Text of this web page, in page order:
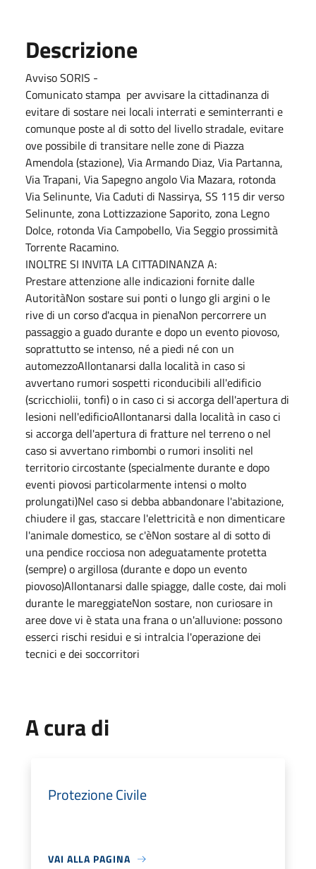
Descrizione
Avviso SORIS -
Comunicato stampa per avvisare la cittadinanza di
evitare di sostare nei locali interrati e seminterranti e
comunque poste al di sotto del livello stradale, evitare
ove possibile di transitare nelle zone di Piazza
Amendola (stazione), Via Armando Diaz, Via Partanna,
Via Trapani, Via Sapegno angolo Via Mazara, rotonda
Via Selinunte, Via Caduti di Nassirya, SS 115 dir verso
Selinunte, zona Lottizzazione Saporito, zona Legno
Dolce, rotonda Via Campobello, Via Seggio prossimità
Torrente Racamino.
INOLTRE SI INVITA LA CITTADINANZA A:
Prestare attenzione alle indicazioni fornite dalle
AutoritàNon sostare sui ponti o lungo gli argini o le
rive di un corso d'acqua in pienaNon percorrere un
passaggio a guado durante e dopo un evento piovoso,
soprattutto se intenso, né a piedi né con un
automezzoAllontanarsi dalla località in caso si
avvertano rumori sospetti riconducibili all'edificio
(scricchiolii, tonfi) o in caso ci si accorga dell'apertura di
lesioni nell'edificioAllontanarsi dalla località in caso ci
si accorga dell'apertura di fratture nel terreno o nel
caso si avvertano rimbombi o rumori insoliti nel
territorio circostante (specialmente durante e dopo
eventi piovosi particolarmente intensi o molto
prolungati)Nel caso si debba abbandonare l'abitazione,
chiudere il gas, staccare l'elettricità e non dimenticare
l'animale domestico, se c'èNon sostare al di sotto di
una pendice rocciosa non adeguatamente protetta
(sempre) o argillosa (durante e dopo un evento
piovoso)Allontanarsi dalle spiagge, dalle coste, dai moli
durante le mareggiateNon sostare, non curiosare in
aree dove vi è stata una frana o un'alluvione: possono
esserci rischi residui e si intralcia l'operazione dei
tecnici e dei soccorritori
A cura di
Protezione Civile
VAI ALLA PAGINA